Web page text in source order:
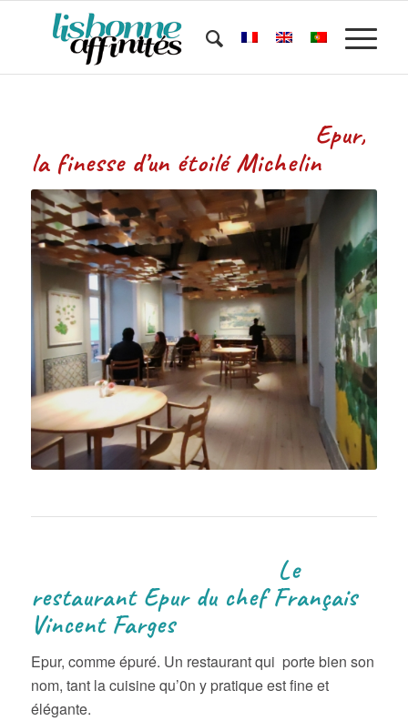
Epur,
la finesse d’un étoilé Michelin
Le
restaurant Epur du chef Français
Vincent Farges
Epur, comme épuré. Un restaurant qui porte bien son
nom, tant la cuisine qu’0n y pratique est fine et
élégante.